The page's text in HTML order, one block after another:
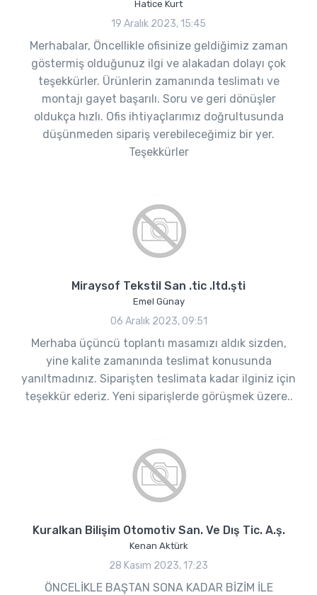
Hatice Kurt
19 Aralık 2023, 15:45
Merhabalar, Öncellikle ofisinize geldiğimiz zaman
göstermiş olduğunuz ilgi ve alakadan dolayı çok
teşekkürler. Ürünlerin zamanında teslimatı ve
montajı gayet başarılı. Soru ve geri dönüşler
oldukça hızlı. Ofis ihtiyaçlarımız doğrultusunda
düşünmeden sipariş verebileceğimiz bir yer.
Teşekkürler
Miraysof Tekstil San .tic .ltd.şti
Emel Günay
06 Aralık 2023, 09:51
Merhaba üçüncü toplantı masamızı aldık sizden,
yine kalite zamanında teslimat konusunda
yanıltmadınız. Siparişten teslimata kadar ilginiz için
teşekkür ederiz. Yeni siparişlerde görüşmek üzere..
Kuralkan Bilişim Otomotiv San. Ve Dış Tic. A.ş.
Kenan Aktürk
28 Kasım 2023, 17:23
ÖNCELİKLE BAŞTAN SONA KADAR BİZİM İLE